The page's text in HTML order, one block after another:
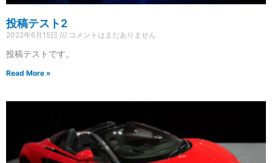
投稿テスト2
2022年6月15日 コメントはまだありません
投稿テストです。
Read More »